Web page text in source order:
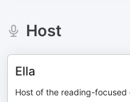
Host
Ella
Host of the reading-focused